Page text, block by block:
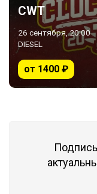
CWT
26 сентября, 20:00
DIESEL
от 1400 ₽